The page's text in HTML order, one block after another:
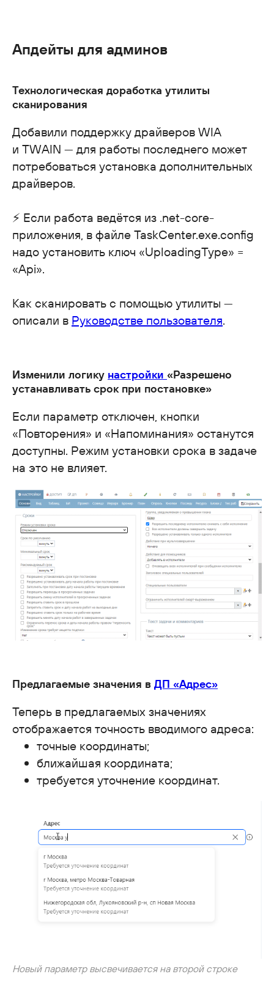
Апдейты для админов
Технологическая доработка утилиты
сканирования
Добавили поддержку драйверов WIA
и TWAIN — для работы последнего может
потребоваться установка дополнительных
драйверов.
⚡ Если работа ведётся из .net-core-
приложения, в файле TaskCenter.exe.config
надо установить ключ «UploadingType» =
«Api».
Как сканировать с помощью утилиты —
описали в Руководстве пользователя.
Изменили логику настройки «Разрешено
устанавливать срок при постановке»
Если параметр отключен, кнопки
«Повторения» и «Напоминания» останутся
доступны. Режим установки срока в задаче
на это не влияет.
Предлагаемые значения в ДП «Адрес»
Теперь в предлагаемых значениях
отображается точность вводимого адреса:
точные координаты;
ближайшая координата;
требуется уточнение координат.
Новый параметр высвечивается на второй строке